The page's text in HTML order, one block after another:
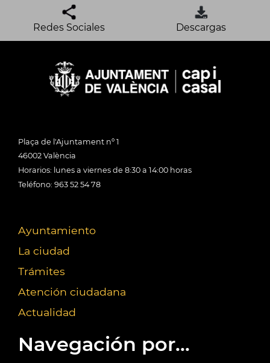
Redes Sociales Descargas
Plaça de l'Ajuntament nº 1
46002 València
Horarios: lunes a viernes de 8:30 a 14:00 horas
Teléfono: 963 52 54 78
Ayuntamiento
La ciudad
Trámites
Atención ciudadana
Actualidad
Navegación por...